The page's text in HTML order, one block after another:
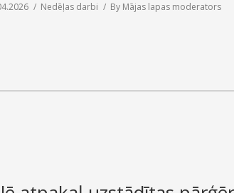
Nedēļas darbi By Mājas lapas moderators